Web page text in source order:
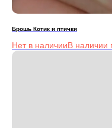
Брошь Котик и птички
Нет в наличии